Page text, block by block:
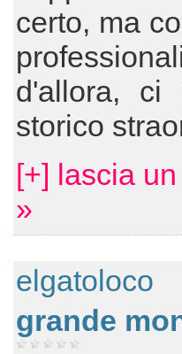
certo, ma
d'allora, ci
storico
[+] lascia
»
elgatoloco
grande